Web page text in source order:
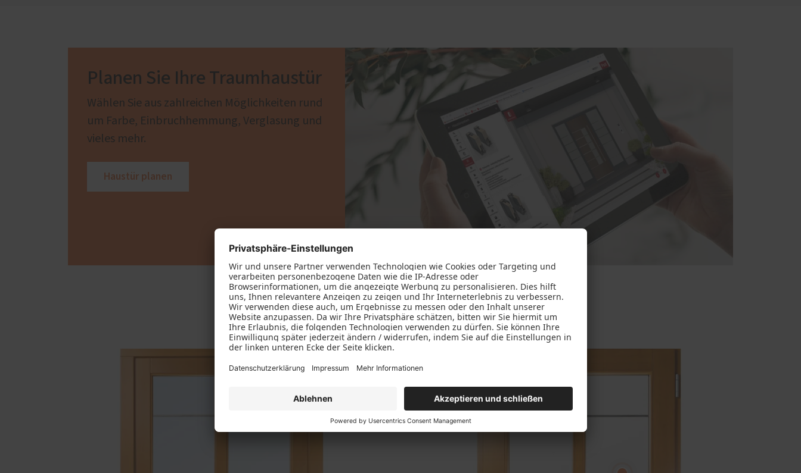
Planen Sie Ihre Traumhaustür
Wählen Sie aus zahlreichen Möglichkeiten rund
um Farbe, Einbruchhemmung, Verglasung und
vieles mehr.
Haustür planen